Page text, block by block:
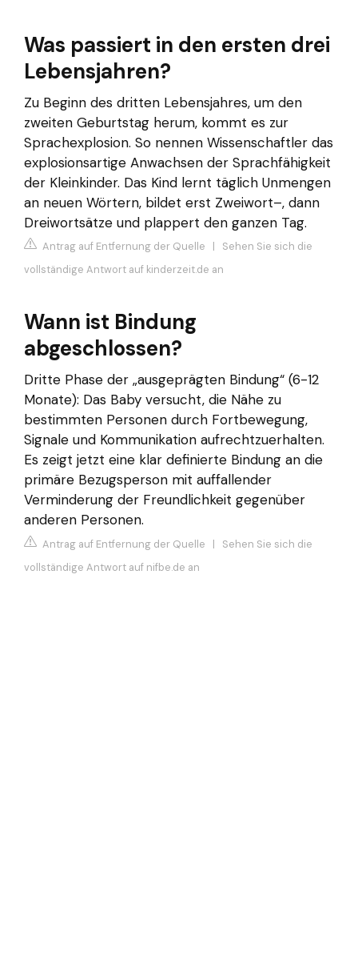
Was passiert in den ersten drei
Lebensjahren?
Zu Beginn des dritten Lebensjahres, um den
zweiten Geburtstag herum, kommt es zur
Sprachexplosion. So nennen Wissenschaftler das
explosionsartige Anwachsen der Sprachfähigkeit
der Kleinkinder. Das Kind lernt täglich Unmengen
an neuen Wörtern, bildet erst Zweiwort–, dann
Dreiwortsätze und plappert den ganzen Tag.
Antrag auf Entfernung der Quelle | Sehen Sie sich die
vollständige Antwort auf kinderzeit.de an
Wann ist Bindung
abgeschlossen?
Dritte Phase der „ausgeprägten Bindung“ (6-12
Monate): Das Baby versucht, die Nähe zu
bestimmten Personen durch Fortbewegung,
Signale und Kommunikation aufrechtzuerhalten.
Es zeigt jetzt eine klar definierte Bindung an die
primäre Bezugsperson mit auffallender
Verminderung der Freundlichkeit gegenüber
anderen Personen.
Antrag auf Entfernung der Quelle | Sehen Sie sich die
vollständige Antwort auf nifbe.de an